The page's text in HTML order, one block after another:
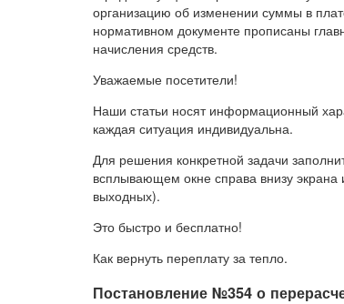
организацию об изменении суммы в
нормативном документе прописаны
начисления средств.
Уважаемые посетители!
Наши статьи носят информационный
каждая ситуация индивидуальна.
Для решения конкретной задачи
всплывающем окне справа внизу экрана
выходных).
Это быстро и бесплатно!
Как вернуть переплату за тепло.
Постановление №354 о